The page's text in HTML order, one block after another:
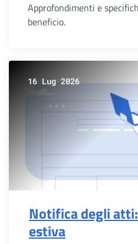
Approfondimenti e
beneficio.
16 Lug 2026
Notifica degli
estiva